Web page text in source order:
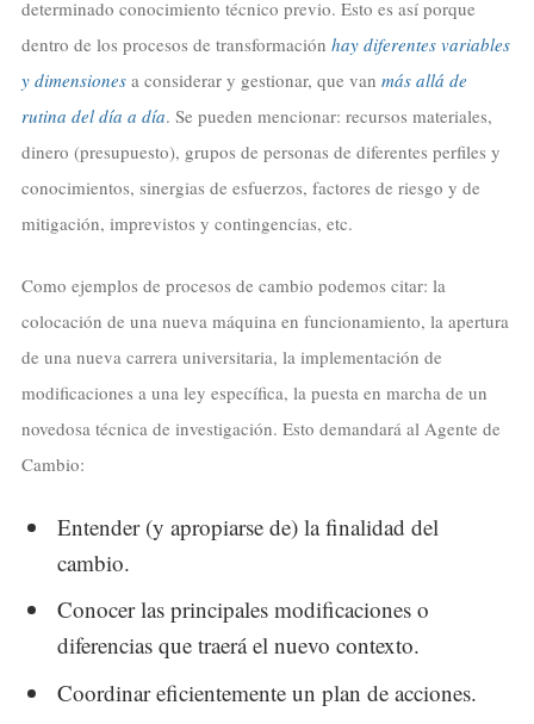
determinado conocimiento técnico previo. Esto es así porque
dentro de los procesos de transformación hay diferentes variables
y dimensionesa considerar y gestionar, que van más allá de
rutina del día a día. Se pueden mencionar: recursos materiales,
dinero (presupuesto), grupos de personas de diferentes perfiles y
conocimientos, sinergias de esfuerzos, factores de riesgo y de
mitigación, imprevistos y contingencias, etc.
Como ejemplos de procesos de cambio podemos citar: la
colocación de una nueva máquina en funcionamiento, la apertura
de una nueva carrera universitaria, la implementación de
modificaciones a una ley específica, la puesta en marcha de un
novedosa técnica de investigación. Esto demandará al Agente de
Cambio:
Entender (y apropiarse de) la finalidad del
cambio.
Conocer las principales modificaciones o
diferencias que traerá el nuevo contexto.
Coordinar eficientemente un plan de acciones.